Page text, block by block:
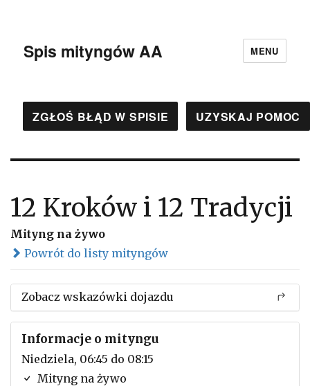
Spis mityngów AA MENU
ZGŁOŚ BŁĄD W SPISIE UZYSKAJ POMOC
12 Kroków i 12 Tradycji
Mityng na żywo
Powrót do listy mityngów
Zobacz wskazówki dojazdu
Informacje o mityngu
Niedziela, 06:45 do 08:15
Mityng na żywo